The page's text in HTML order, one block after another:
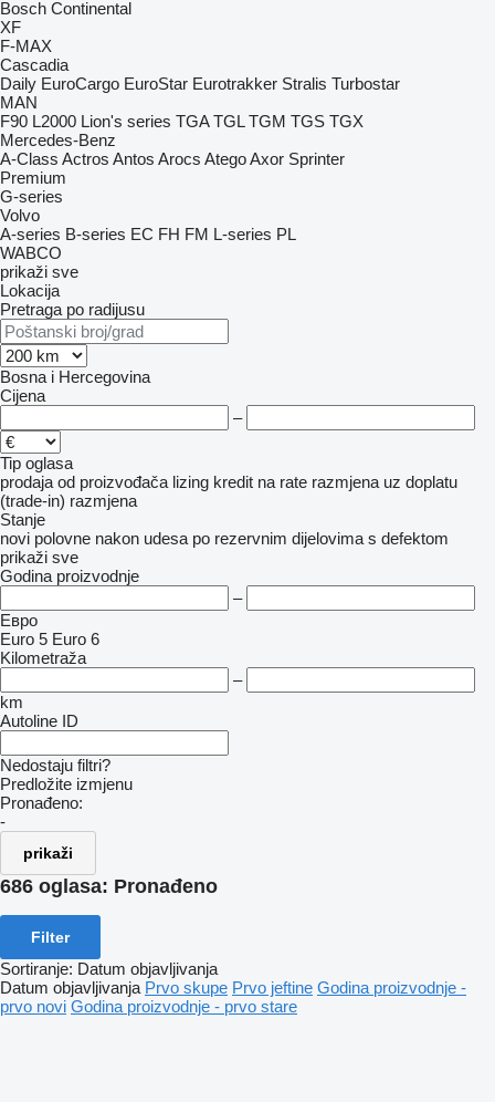
Bosch Continental
XF
F-MAX
Cascadia
Daily EuroCargo EuroStar Eurotrakker Stralis Turbostar
MAN
F90 L2000 Lion's series TGA TGL TGM TGS TGX
Mercedes-Benz
A-Class Actros Antos Arocs AtegoAxor Sprinter
Premium
G-series
Volvo
A-series B-series EC FH FM L-series PL
WABCO
prikaži sve
Lokacija
Pretraga po radijusu
Bosna i Hercegovina
Cijena
–
Tip oglasa
prodaja od proizvođača lizing kredit na rate razmjena uz doplatu
(trade-in) razmjena
Stanje
novi polovne nakon udesa po rezervnim dijelovima s defektom
prikaži sve
Godina proizvodnje
–
Евро
Euro 5 Euro 6
Kilometraža
–
km
Autoline ID
Nedostaju filtri?
Predložite izmjenu
Pronađeno:
-
prikaži
686 oglasa: Pronađeno
Filter
Sortiranje: Datum objavljivanja
Datum objavljivanja Prvo skupe Prvo jeftine Godina proizvodnje -
prvo novi Godina proizvodnje - prvo stare